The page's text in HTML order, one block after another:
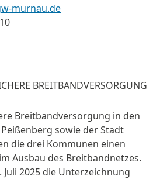
murnau.de
BREITBANDVERSORGUNG
Breitbandversorgung in den
sowie der Stadt
die drei Kommunen einen
Ausbau des Breitbandnetzes.
2025 die Unterzeichnung